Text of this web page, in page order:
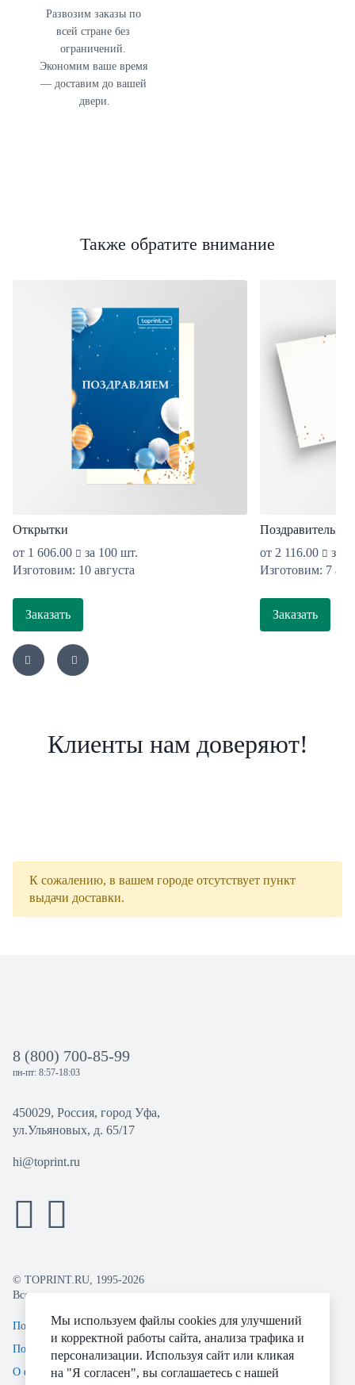
Развозим заказы по
всей стране без
ограничений.
Экономим ваше время
— доставим до вашей
двери.
Также обратите внимание
Открытки
от 1 606.00
за 100 шт.
Изготовим: 10 августа
Заказать
от 2 116.00
за
Изготовим: 7
Заказать
Клиенты нам доверяют!
К сожалению, в вашем городе отсутствует пункт
выдачи доставки.
8 (800) 700-85-99
пн-пт: 8:57-18:03
450029, Россия, город Уфа,
ул.Ульяновых, д. 65/17
hi@toprint.ru
© TOPRINT.RU, 1995-2026
Все права защищены.
Политика конфиденциальности
Пользовательское соглашение
О файлах Cookie
Мы используем файлы cookies для улучшений
и корректной работы сайта, анализа трафика и
персонализации. Используя сайт или кликая
на "Я согласен", вы соглашаетесь с нашей